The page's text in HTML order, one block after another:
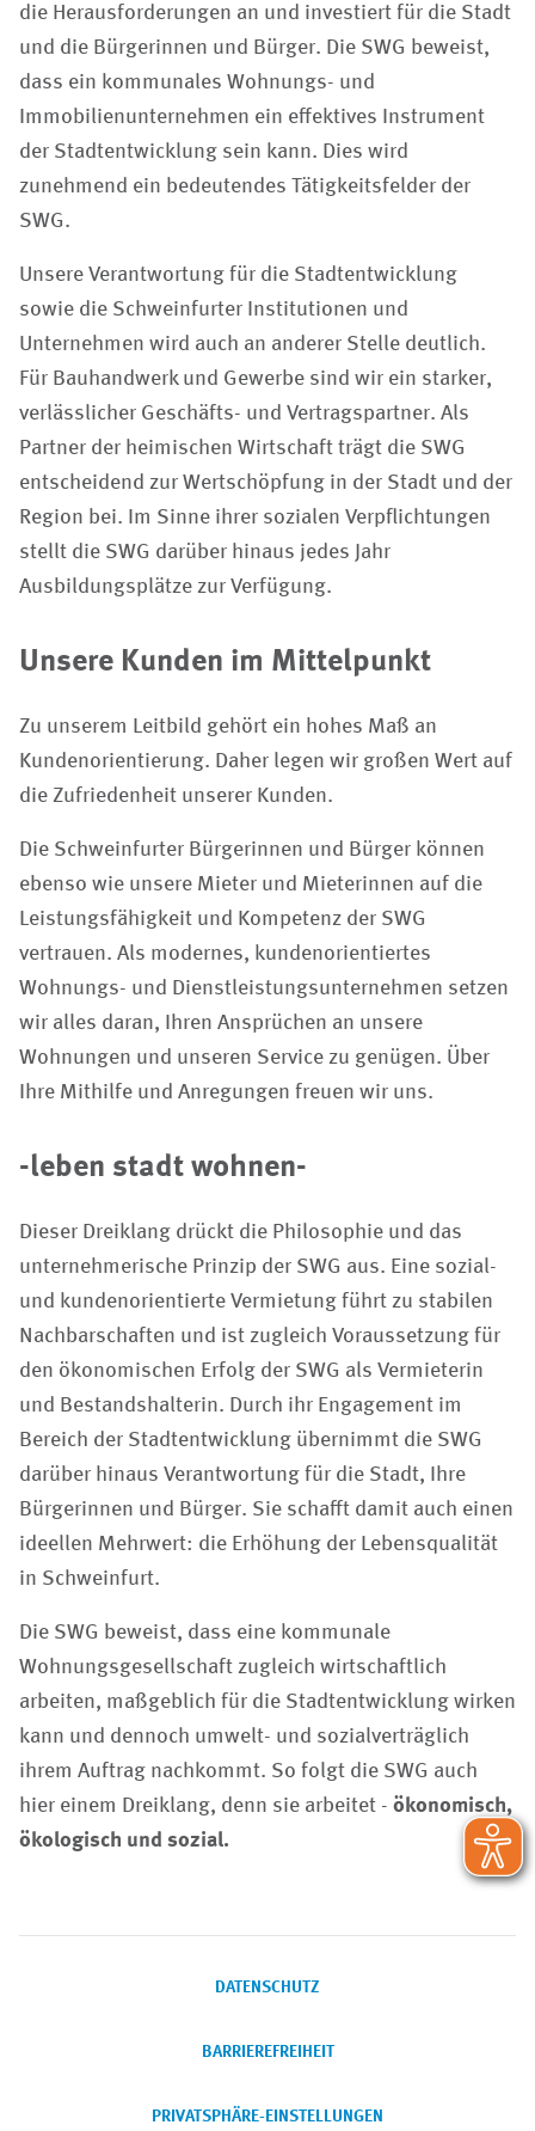
die Herausforderungen an und investiert für die Stadt
und die Bürgerinnen und Bürger. Die SWG beweist,
dass ein kommunales Wohnungs- und
Immobilienunternehmen ein effektives Instrument
der Stadtentwicklung sein kann. Dies wird
zunehmend ein bedeutendes Tätigkeitsfelder der
SWG.
Unsere Verantwortung für die Stadtentwicklung
sowie die Schweinfurter Institutionen und
Unternehmen wird auch an anderer Stelle deutlich.
Für Bauhandwerk und Gewerbe sind wir ein starker,
verlässlicher Geschäfts- und Vertragspartner. Als
Partner der heimischen Wirtschaft trägt die SWG
entscheidend zur Wertschöpfung in der Stadt und der
Region bei. Im Sinne ihrer sozialen Verpflichtungen
stellt die SWG darüber hinaus jedes Jahr
Ausbildungsplätze zur Verfügung.
Unsere Kunden im Mittelpunkt
Zu unserem Leitbild gehört ein hohes Maß an
Kundenorientierung. Daher legen wir großen Wert auf
die Zufriedenheit unserer Kunden.
Die Schweinfurter Bürgerinnen und Bürger können
ebenso wie unsere Mieter und Mieterinnen auf die
Leistungsfähigkeit und Kompetenz der SWG
vertrauen. Als modernes, kundenorientiertes
Wohnungs- und Dienstleistungsunternehmen setzen
wir alles daran, Ihren Ansprüchen an unsere
Wohnungen und unseren Service zu genügen. Über
Ihre Mithilfe und Anregungen freuen wir uns.
-leben stadt wohnen-
Dieser Dreiklang drückt die Philosophie und das
unternehmerische Prinzip der SWG aus. Eine sozial-
und kundenorientierte Vermietung führt zu stabilen
Nachbarschaften und ist zugleich Voraussetzung für
den ökonomischen Erfolg der SWG als Vermieterin
und Bestandshalterin. Durch ihr Engagement im
Bereich der Stadtentwicklung übernimmt die SWG
darüber hinaus Verantwortung für die Stadt, Ihre
Bürgerinnen und Bürger. Sie schafft damit auch einen
ideellen Mehrwert: die Erhöhung der Lebensqualität
in Schweinfurt.
Die SWG beweist, dass eine kommunale
Wohnungsgesellschaft zugleich wirtschaftlich
arbeiten, maßgeblich für die Stadtentwicklung wirken
kann und dennoch umwelt- und sozialverträglich
ihrem Auftrag nachkommt. So folgt die SWG auch
hier einem Dreiklang, denn sie arbeitet - ökonomisch,
ökologisch und sozial.
DATENSCHUTZ
BARRIEREFREIHEIT
PRIVATSPHÄRE-EINSTELLUNGEN